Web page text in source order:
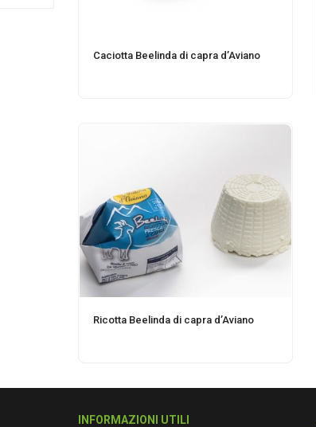
Caciotta Beelinda di capra d’Aviano
Ricotta Beelinda di capra d’Aviano
INFORMAZIONI UTILI